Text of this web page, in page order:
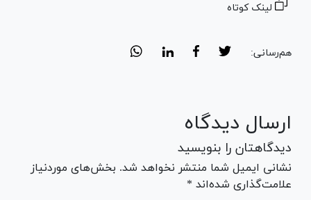
لینک کوتاه
هم‌رسانی:
ارسال دیدگاه
دیدگاهتان را بنویسید
نشانی ایمیل شما منتشر نخواهد شد. بخش‌های موردنیاز
علامت‌گذاری شده‌اند *